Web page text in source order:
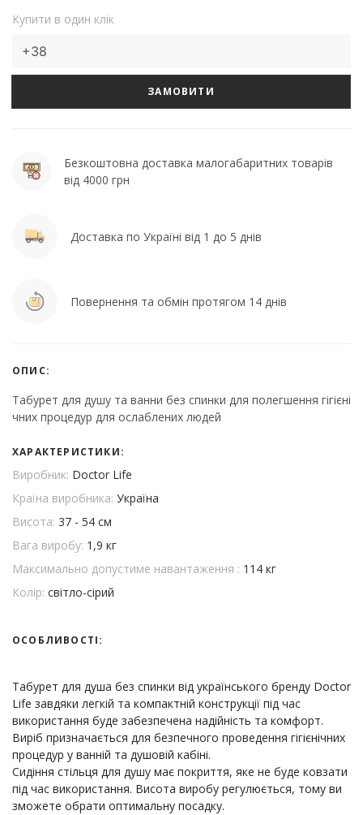
Купити в один клік
ЗАМОВИТИ
Безкоштовна доставка малогабаритних товарів
від 4000 грн
Доставка по Україні від 1 до 5 днів
Повернення та обмін протягом 14 днів
ОПИС:
Табурет для душу та ванни без спинки для полегшення гігієні
чних процедур для ослаблених людей
ХАРАКТЕРИСТИКИ:
Виробник: Doctor Life
Країна виробника: Україна
Висота: 37 - 54 см
Вага виробу: 1,9 кг
Максимально допустиме навантаження : 114 кг
Колір: світло-сірий
ОСОБЛИВОСТІ:
Табурет для душа без спинки від українського бренду Doctor
Life завдяки легкій та компактній конструкції під час
використання буде забезпечена надійність та комфорт.
Виріб призначається для безпечного проведення гігієнічних
процедур у ванній та душовій кабіні.
Сидіння стільця для душу має покриття, яке не буде ковзати
під час використання. Висота виробу регулюється, тому ви
зможете обрати оптимальну посадку.